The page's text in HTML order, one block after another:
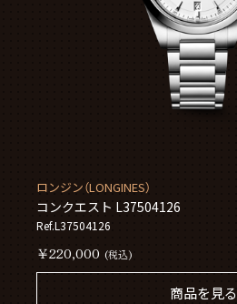
ロンジン（LONGINES）
コンクエスト L37504126
Ref.L37504126
￥220,000 (税込)
商品を見る